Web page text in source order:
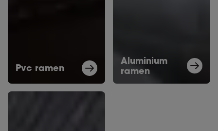
Pvc ramen
Aluminium
ramen